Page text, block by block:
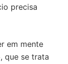
precisa
em mente
que se trata